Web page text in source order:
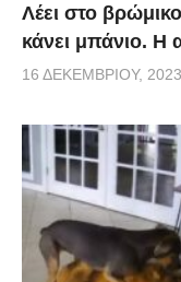
Λέει στο
κάνει μπάνιο. Η
16 ΔΕΚΕΜΒΡΊΟΥ, 2023